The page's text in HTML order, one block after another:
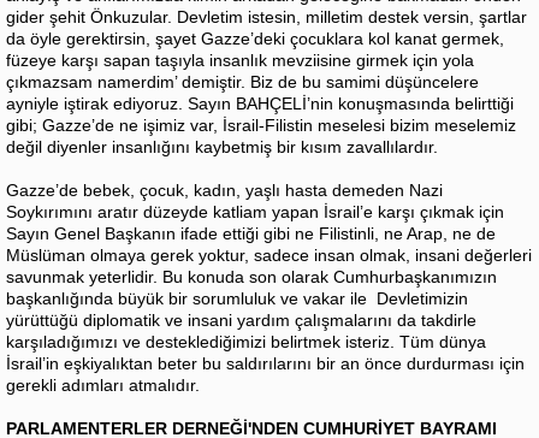
gider şehit Önkuzular. Devletim istesin, milletim destek versin, şartlar
da öyle gerektirsin, şayet Gazze’deki çocuklara kol kanat germek,
füzeye karşı sapan taşıyla insanlık mevziisine girmek için yola
çıkmazsam namerdim’ demiştir. Biz de bu samimi düşüncelere
ayniyle iştirak ediyoruz. Sayın BAHÇELİ’nin konuşmasında belirttiği
gibi; Gazze’de ne işimiz var, İsrail-Filistin meselesi bizim meselemiz
değil diyenler insanlığını kaybetmiş bir kısım zavallılardır.
Gazze’de bebek, çocuk, kadın, yaşlı hasta demeden Nazi
Soykırımını aratır düzeyde katliam yapan İsrail’e karşı çıkmak için
Sayın Genel Başkanın ifade ettiği gibi ne Filistinli, ne Arap, ne de
Müslüman olmaya gerek yoktur, sadece insan olmak, insani değerleri
savunmak yeterlidir. Bu konuda son olarak Cumhurbaşkanımızın
başkanlığında büyük bir sorumluluk ve vakar ile Devletimizin
yürüttüğü diplomatik ve insani yardım çalışmalarını da takdirle
karşıladığımızı ve desteklediğimizi belirtmek isteriz. Tüm dünya
İsrail’in eşkiyalıktan beter bu saldırılarını bir an önce durdurması için
gerekli adımları atmalıdır.
PARLAMENTERLER DERNEĞİ'NDEN CUMHURİYET BAYRAMI